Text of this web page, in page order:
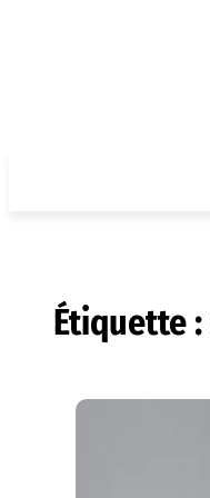
Étiquette :